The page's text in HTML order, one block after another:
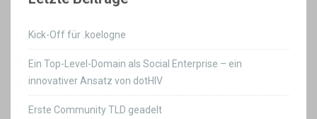
Kick-Off für .koelogne
Ein Top-Level-Domain als Social Enterprise – ein
innovativer Ansatz von dotHIV
Erste Community TLD geadelt